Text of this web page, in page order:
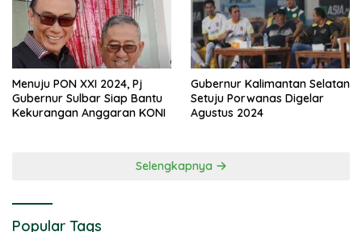
Menuju PON XXI 2024, Pj
Gubernur Sulbar Siap Bantu
Kekurangan Anggaran KONI
Gubernur Kalimantan Selatan
Setuju Porwanas Digelar
Agustus 2024
Selengkapnya
Popular Tags